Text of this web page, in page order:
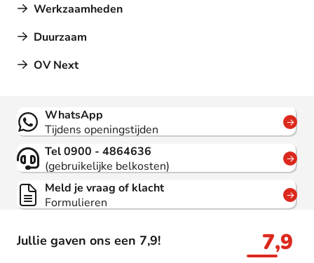
Werkzaamheden
Duurzaam
OV Next
Jullie gaven ons een 7,9! 7,9
Contact
WhatsApp
Tijdens openingstijden
Tel 0900 - 4864636
(gebruikelijke belkosten)
Meld je vraag of klacht
Formulieren